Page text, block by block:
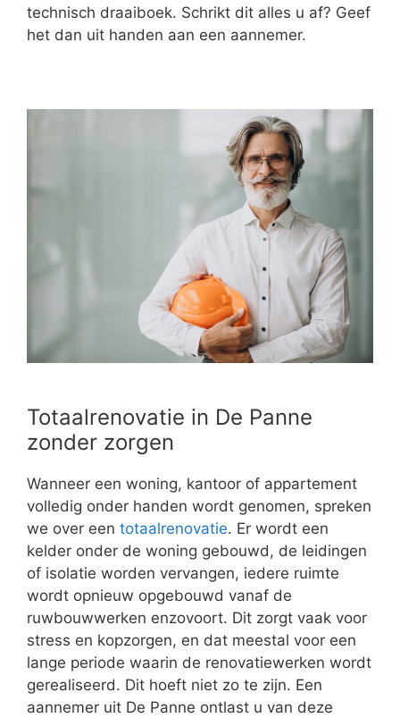
technisch draaiboek. Schrikt dit alles u af? Geef
het dan uit handen aan een aannemer.
Totaalrenovatie in De Panne
zonder zorgen
Wanneer een woning, kantoor of appartement
volledig onder handen wordt genomen, spreken
we over een totaalrenovatie. Er wordt een
kelder onder de woning gebouwd, de leidingen
of isolatie worden vervangen, iedere ruimte
wordt opnieuw opgebouwd vanaf de
ruwbouwwerken enzovoort. Dit zorgt vaak voor
stress en kopzorgen, en dat meestal voor een
lange periode waarin de renovatiewerken wordt
gerealiseerd. Dit hoeft niet zo te zijn. Een
aannemer uit De Panne ontlast u van deze